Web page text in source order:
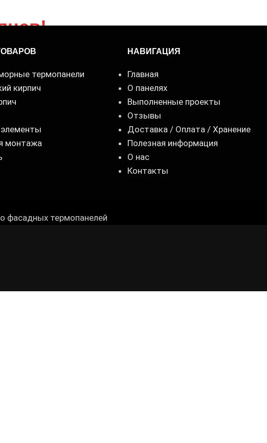
→
термопанели
кирпич
монтажа
НАВИГАЦИЯ
Главная
О панелях
Выполненные проекты
Отзывы
Доставка / Оплата / Хранение
Полезная информация
О нас
Контакты
фасадных термопанелей